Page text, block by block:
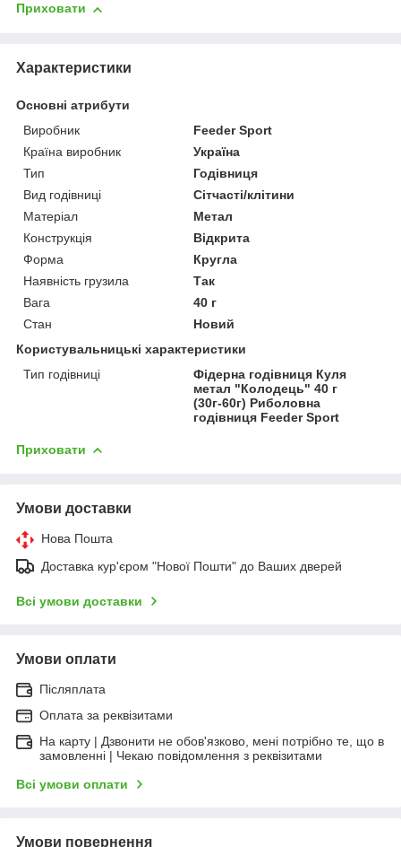
Приховати
Характеристики
Основні атрибути
Виробник
Feeder Sport
Країна виробник
Україна
Тип
Годівниця
Вид годівниці
Сітчасті/клітини
Матеріал
Метал
Конструкція
Відкрита
Форма
Кругла
Наявність грузила
Так
Вага
40 г
Стан
Новий
Користувальницькі характеристики
Тип годівниці
Фідерна годівниця Куля
метал "Колодець" 40 г
(30г-60г) Риболовна
годівниця Feeder Sport
Приховати
Умови доставки
Нова Пошта
Доставка кур'єром "Нової Пошти" до Ваших дверей
Всі умови доставки
Умови оплати
Післяплата
Оплата за реквізитами
На карту | Дзвонити не обов'язково, мені потрібно те, що в
замовленні | Чекаю повідомлення з реквізитами
Всі умови оплати
Умови повернення